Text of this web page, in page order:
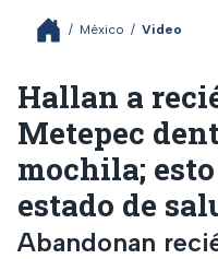
/ México / Video
Hallan a
Metepec
mochila;
estado de
Abandonan